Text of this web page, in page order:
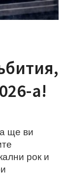
а!
ще ви
рок и